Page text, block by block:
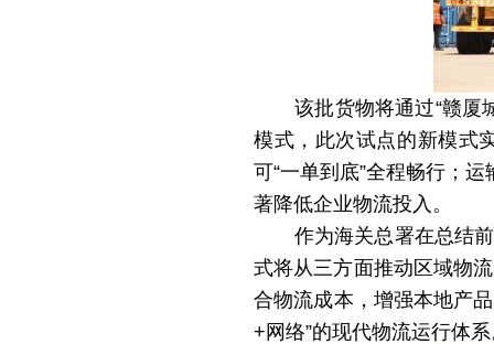
该批货物将通过“赣厦
模式，此次试点的新模式
可“一单到底”全程畅行；
著降低企业物流投入。
作为海关总署在总结
式将从三方面推动区域物
合物流成本，增强本地产
+网络”的现代物流运行体